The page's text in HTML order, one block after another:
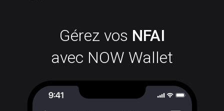
Gérez vos NFAI
avec NOW Wallet